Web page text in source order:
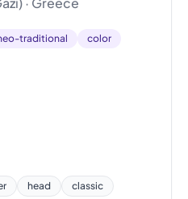
traditional
color
head
classic